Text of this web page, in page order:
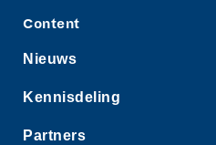
Content
Nieuws
Kennisdeling
Partners